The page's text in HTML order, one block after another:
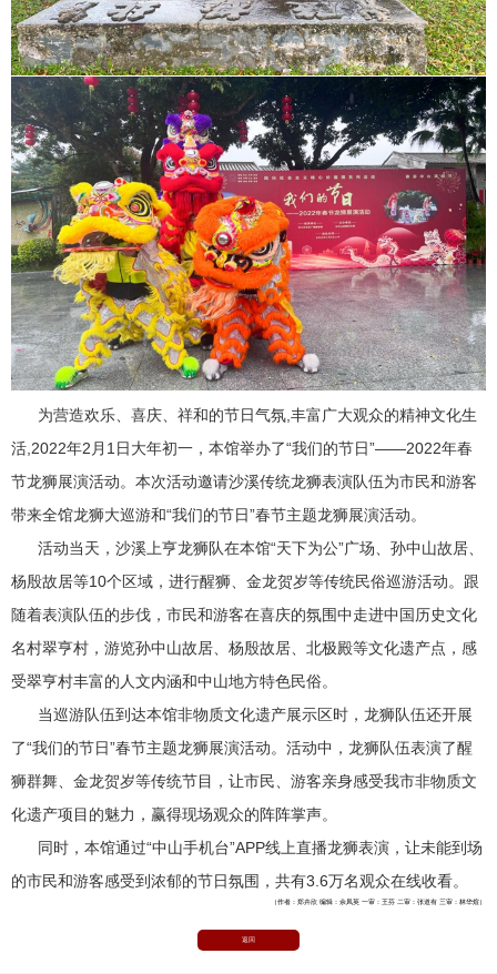
为营造欢乐、喜庆、祥和的节日气氛,丰富广大观众的精神文化生
活,2022年2月1日大年初一，本馆举办了“我们的节日”——2022年春
节龙狮展演活动。本次活动邀请沙溪传统龙狮表演队伍为市民和游客
带来全馆龙狮大巡游和“我们的节日”春节主题龙狮展演活动。
活动当天，沙溪上亨龙狮队在本馆“天下为公”广场、孙中山故居、
杨殷故居等10个区域，进行醒狮、金龙贺岁等传统民俗巡游活动。跟
随着表演队伍的步伐，市民和游客在喜庆的氛围中走进中国历史文化
名村翠亨村，游览孙中山故居、杨殷故居、北极殿等文化遗产点，感
受翠亨村丰富的人文内涵和中山地方特色民俗。
当巡游队伍到达本馆非物质文化遗产展示区时，龙狮队伍还开展
了“我们的节日”春节主题龙狮展演活动。活动中，龙狮队伍表演了醒
狮群舞、金龙贺岁等传统节目，让市民、游客亲身感受我市非物质文
化遗产项目的魅力，赢得现场观众的阵阵掌声。
同时，本馆通过“中山手机台”APP线上直播龙狮表演，让未能到场
的市民和游客感受到浓郁的节日氛围，共有3.6万名观众在线收看。
（作者：郑卉欣 编辑：佘凤英 一审：王芬 二审：张道有 三审：林华煊）
返回